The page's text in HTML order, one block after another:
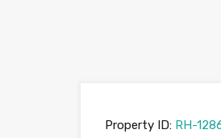
Property ID: RH-